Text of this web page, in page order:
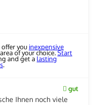
offer you inexpensive
of your choice.Start
and get a lasting
.
gut
Ihnen noch viele